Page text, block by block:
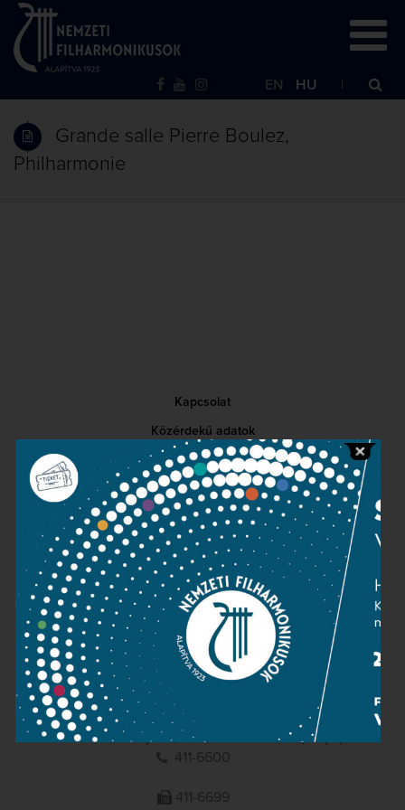
EN HU
Grande salle Pierre Boulez,
Philharmonie
Kapcsolat
Közérdekű adatok
Sajtószoba
Adatvédelem
Impresszum
NEMZETI
FILHARMONIKUSOK
1095 Budapest, Komor Marcell u. 1. (Müpa)
411-6600
411-6699